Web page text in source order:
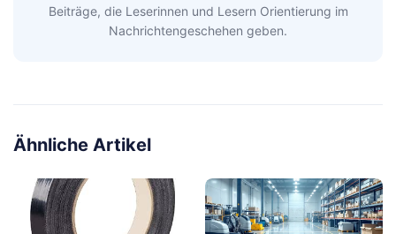
Beiträge, die Leserinnen und Lesern Orientierung im
Nachrichtengeschehen geben.
Ähnliche Artikel